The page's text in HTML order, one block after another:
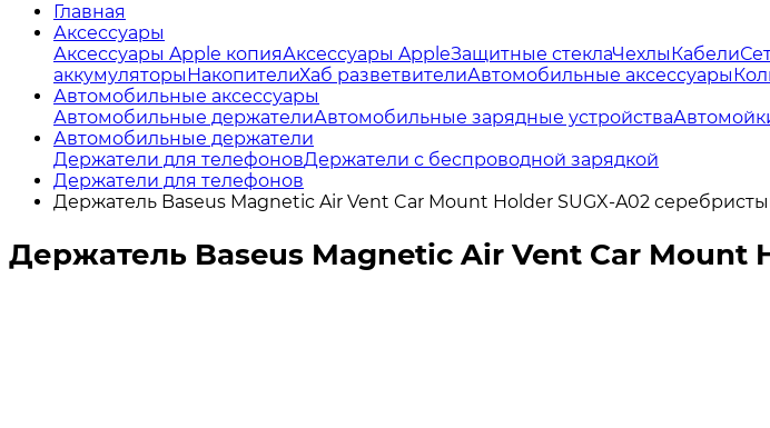
Главная
Аксессуары
Аксессуары Apple копияАксессуары AppleЗащитные стеклаЧехлыКабели
аккумуляторыНакопителиХаб разветвителиАвтомобильные аксессуары
Автомобильные аксессуары
Автомобильные держателиАвтомобильные зарядные устройства
Автомобильные держатели
Держатели для телефоновДержатели с беспроводной зарядкой
Держатели для телефонов
Держатель Baseus Magnetic Air Vent Car Mount Holder SUGX-A02
Держатель Baseus Magnetic Air Vent Car Mount